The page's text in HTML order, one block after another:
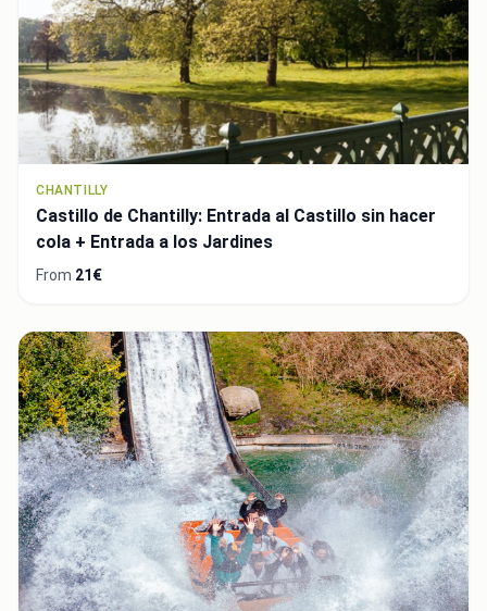
CHANTILLY
Castillo de Chantilly: Entrada al Castillo sin hacer
cola + Entrada a los Jardines
From 21€